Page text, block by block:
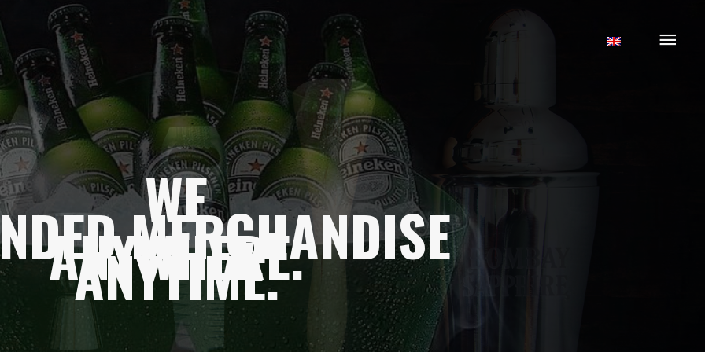
Main
WE
MERCHANDISE
ANYWHERE.
ANYTIME.